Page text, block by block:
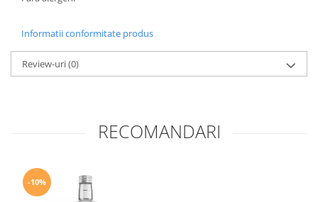
Informatii conformitate produs
Review-uri(0)
RECOMANDARI
-10%